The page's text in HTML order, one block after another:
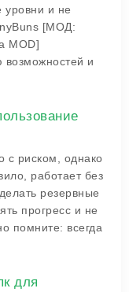
уровни и не
[МОД:
MOD]
и
с риском, однако
работает без
резервные
прогресс и не
помните: всегда
для